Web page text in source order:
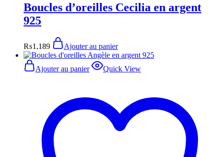
Boucles d’oreilles Cecilia en argent
925
₨1,189 Ajouter au panier
Ajouter au panier Quick View